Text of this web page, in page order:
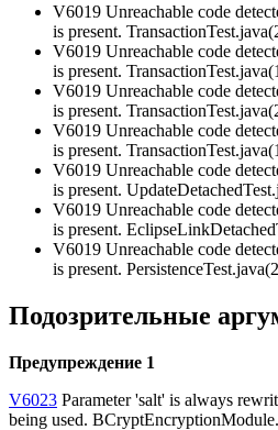
V6019 Unreachable code
is present.
V6019 Unreachable code
is present.
V6019 Unreachable code
is present.
V6019 Unreachable code
is present.
V6019 Unreachable code
is present.
V6019 Unreachable code
is present.
V6019 Unreachable code
is present.
Подозрительные
Предупреждение 1
V6023 Parameter 'salt' is always
being used.